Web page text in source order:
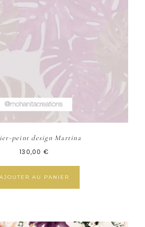
peint design Martina
130,00 €
AJOUTER AU PANIER